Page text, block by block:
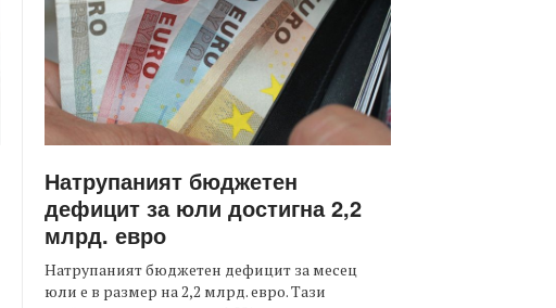
Натрупаният бюджетен
дефицит за юли достигна 2,2
млрд. евро
Натрупаният бюджетен дефицит за месец
юли е в размер на 2,2 млрд. евро. Тази